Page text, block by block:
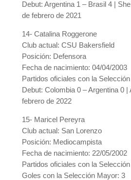
Debut: Argentina 1 – Brasil 4 |
de febrero de 2021
14- Catalina Roggerone
Club actual: CSU Bakersfield
Posición: Defensora
Fecha de nacimiento: 04/04/2003
Partidos oficiales con la
Debut: Colombia 0 – Argentina 0
febrero de 2022
15- Maricel Pereyra
Club actual: San Lorenzo
Posición: Mediocampista
Fecha de nacimiento: 22/05/2002
Partidos oficiales con la
Goles con la Selección Mayor: 3